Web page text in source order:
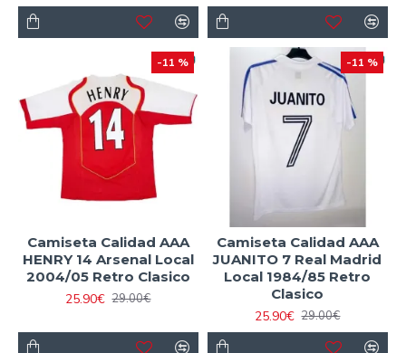
-11 %
Camiseta Calidad AAA
HENRY 14 Arsenal Local
2004/05 Retro Clasico
25.90€ 29.00€
-11 %
Camiseta Calidad AAA
JUANITO 7 Real Madrid
Local 1984/85 Retro
Clasico
25.90€ 29.00€